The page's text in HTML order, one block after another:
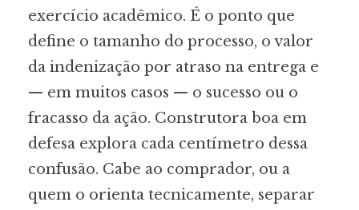
exercício acadêmico. É o ponto que
define o tamanho do processo, o valor
da indenização por atraso na entrega e
— em muitos casos — o sucesso ou o
fracasso da ação. Construtora boa em
defesa explora cada centímetro dessa
confusão. Cabe ao comprador, ou a
quem o orienta tecnicamente, separar